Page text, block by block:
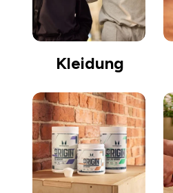
Kleidung